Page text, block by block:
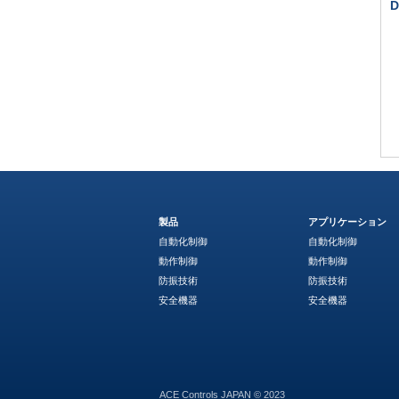
製品
自動化制御
動作制御
防振技術
安全機器
アプリケーション
自動化制御
動作制御
防振技術
安全機器
ACE Controls JAPAN © 2023